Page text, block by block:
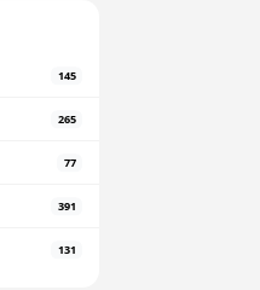
145
265
77
391
131